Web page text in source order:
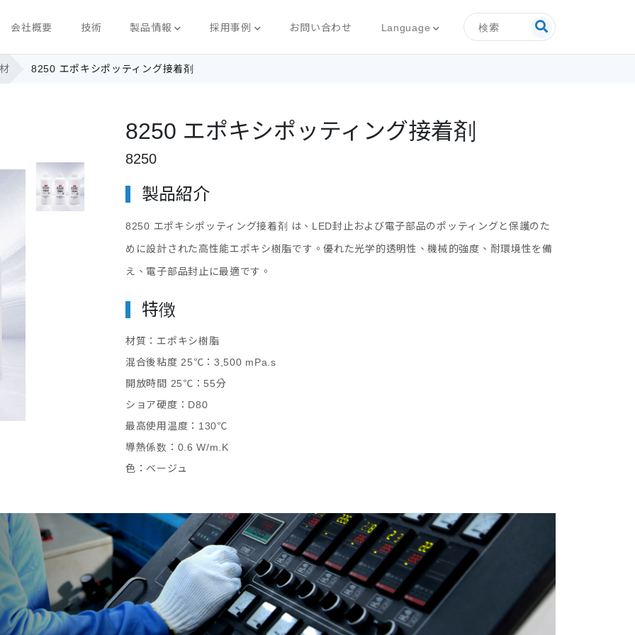
会社概要 技術 製品情報 採用事例 お問い合わせ Language 検索
8250 エポキシポッティング接着剤
8250 エポキシポッティング接着剤
8250
製品紹介
8250 エポキシポッティング接着剤
は、LED封止および電子部品のポッティングと保護のた
めに設計された高性能エポキシ樹脂です。優れた光学的透明性、機械的強度、耐環境性を備
え、電子部品封止に最適です。
特徴
材質：エポキシ樹脂
混合後粘度 25℃：3,500 mPa.s
開放時間 25℃：55分
ショア硬度：D80
最高使用温度：130℃
導熱係数：0.6 W/m.K
色：ベージュ